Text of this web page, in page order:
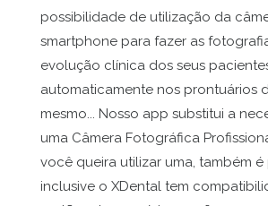
possibilidade de utilização da
smartphone para fazer as
evolução clínica dos seus
automaticamente nos prontuários
mesmo... Nosso app substitui a
uma Câmera Fotográfica
você queira utilizar uma, também é
inclusive o XDental tem